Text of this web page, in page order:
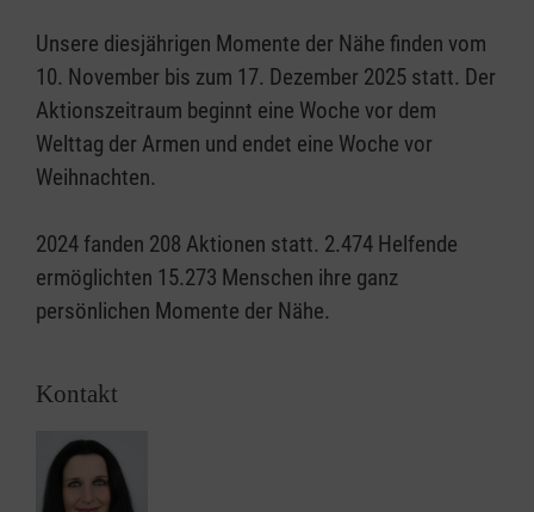
Unsere diesjährigen Momente der Nähe finden vom
10. November bis zum 17. Dezember 2025 statt. Der
Aktionszeitraum beginnt eine Woche vor dem
Welttag der Armen und endet eine Woche vor
Weihnachten.
2024 fanden 208 Aktionen statt. 2.474 Helfende
ermöglichten 15.273 Menschen ihre ganz
persönlichen Momente der Nähe.
Kontakt